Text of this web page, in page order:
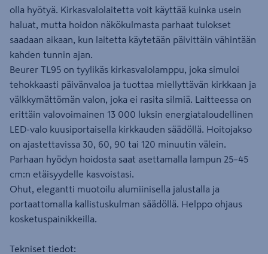
olla hyötyä. Kirkasvalolaitetta voit käyttää kuinka usein
haluat, mutta hoidon näkökulmasta parhaat tulokset
saadaan aikaan, kun laitetta käytetään päivittäin vähintään
kahden tunnin ajan.
Beurer TL95 on tyylikäs kirkasvalolamppu, joka simuloi
tehokkaasti päivänvaloa ja tuottaa miellyttävän kirkkaan ja
välkkymättömän valon, joka ei rasita silmiä. Laitteessa on
erittäin valovoimainen 13 000 luksin energiataloudellinen
LED-valo kuusiportaisella kirkkauden säädöllä. Hoitojakso
on ajastettavissa 30, 60, 90 tai 120 minuutin välein.
Parhaan hyödyn hoidosta saat asettamalla lampun 25–45
cm:n etäisyydelle kasvoistasi.
Ohut, elegantti muotoilu alumiinisella jalustalla ja
portaattomalla kallistuskulman säädöllä. Helppo ohjaus
kosketuspainikkeilla.
Tekniset tiedot: